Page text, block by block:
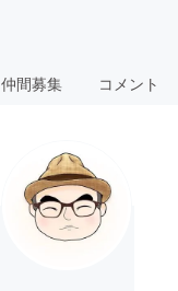
仲間募集 コメント